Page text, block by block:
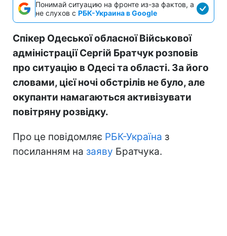
Понимай ситуацию на фронте из-за фактов, а
не слухов с РБК-Украина в Google
Спікер Одеської обласної Військової
адміністрації Сергій Братчук розповів
про ситуацію в Одесі та області. За його
словами, цієї ночі обстрілів не було, але
окупанти намагаються активізувати
повітряну розвідку.
Про це повідомляє РБК-Україна з
посиланням на заяву Братчука.